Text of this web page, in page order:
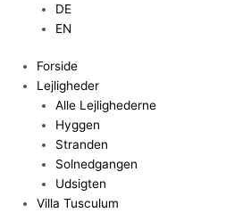
DE
EN
Forside
Lejligheder
Alle Lejlighederne
Hyggen
Stranden
Solnedgangen
Udsigten
Villa Tusculum